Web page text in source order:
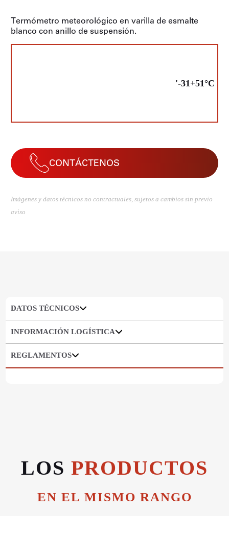
Termómetro meteorológico en varilla de esmalte
blanco con anillo de suspensión.
'-31+51°C
CONTÁCTENOS
Imágenes y datos técnicos no contractuales, sujetos a cambios sin previo
aviso
DATOS TÉCNICOS
INFORMACIÓN LOGÍSTICA
REGLAMENTOS
LOS PRODUCTOS
EN EL MISMO RANGO